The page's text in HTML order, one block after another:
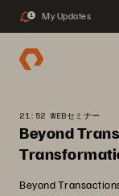
1 My Updates
21:52 WEBセミナー
Beyond
Beyond